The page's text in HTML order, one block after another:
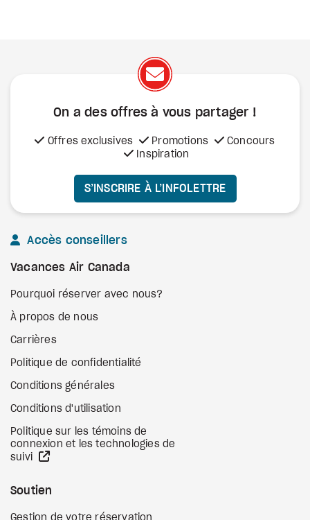
On a des offres à vous partager !
Offres exclusives Promotions
Concours
Inspiration
S’INSCRIRE À L’INFOLETTRE
Accès conseillers
Vacances Air Canada
Pourquoi réserver avec nous?
À propos de nous
Carrières
Politique de confidentialité
Conditions générales
Conditions d'utilisation
Politique sur les témoins de
connexion et les technologies de
suivi
Soutien